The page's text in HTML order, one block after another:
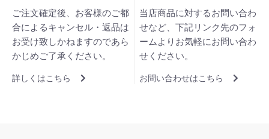
ご注文確定後、お客様のご都
合によるキャンセル・返品は
お受け致しかねますのであら
かじめご了承ください。
詳しくはこちら
当店商品に対するお問い合わ
せなど、下記リンク先のフォ
ームよりお気軽にお問い合わ
せください。
お問い合わせはこちら